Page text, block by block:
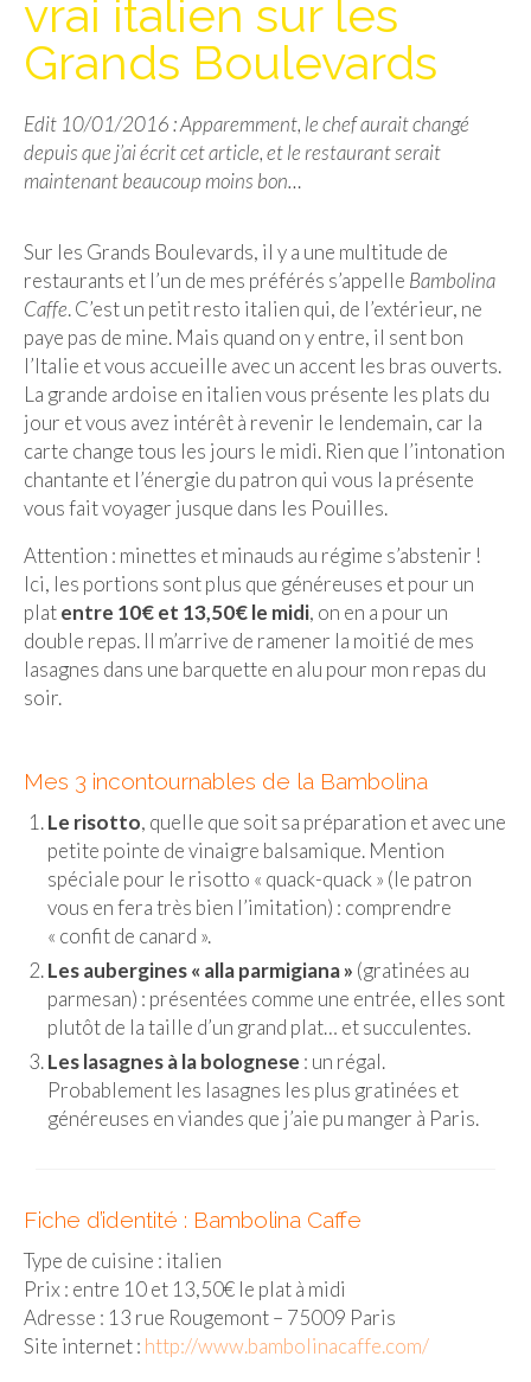
Isla del Sol
Lac Titicaca
Salar d’Uyuni
Sucre
Paraguay
Pérou
Lac Titicaca
Machu Picchu
ASIE
Chine
Beijing
Guilin & Yangshuo
Xi’An
Fukuoka
Kamakura
Kyoto
Nikko
Tokyo
Malaisie
Singapour
Vietnam
Baie d’Halong
vrai italien sur les
Grands Boulevards
Edit 10/01/2016 : Apparemment, le chef aurait changé
depuis que j’ai écrit cet article, et le restaurant serait
maintenant beaucoup moins bon…
Sur les Grands Boulevards, il y a une multitude de
restaurants et l’un de mes préférés s’appelle Bambolina
Caffe. C’est un petit resto italien qui, de l’extérieur, ne
paye pas de mine. Mais quand on y entre, il sent bon
l’Italie et vous accueille avec un accent les bras ouverts.
La grande ardoise en italien vous présente les plats du
jour et vous avez intérêt à revenir le lendemain, car la
carte change tous les jours le midi. Rien que l’intonation
chantante et l’énergie du patron qui vous la présente
vous fait voyager jusque dans les Pouilles.
Attention : minettes et minauds au régime s’abstenir !
Ici, les portions sont plus que généreuses et pour un
platentre 10€ et 13,50€ le midi, on en a pour un
double repas. Il m’arrive de ramener la moitié de mes
lasagnes dans une barquette en alu pour mon repas du
soir.
Mes 3 incontournables de la Bambolina
Le risotto, quelle que soit sa préparation et avec une
petite pointe de vinaigre balsamique. Mention
spéciale pour le risotto « quack-quack » (le patron
vous en fera très bien l’imitation) : comprendre
« confit de canard ».
Les aubergines « alla parmigiana » (gratinées au
parmesan) : présentées comme une entrée, elles sont
plutôt de la taille d’un grand plat… et succulentes.
Les lasagnes à la bolognese : un régal.
Probablement les lasagnes les plus gratinées et
généreuses en viandes que j’aie pu manger à Paris.
Fiche d’identité : Bambolina Caffe
Type de cuisine : italien
Prix : entre 10 et 13,50€ le plat à midi
Adresse : 13 rue Rougemont – 75009 Paris
Site internet : http://www.bambolinacaffe.com/